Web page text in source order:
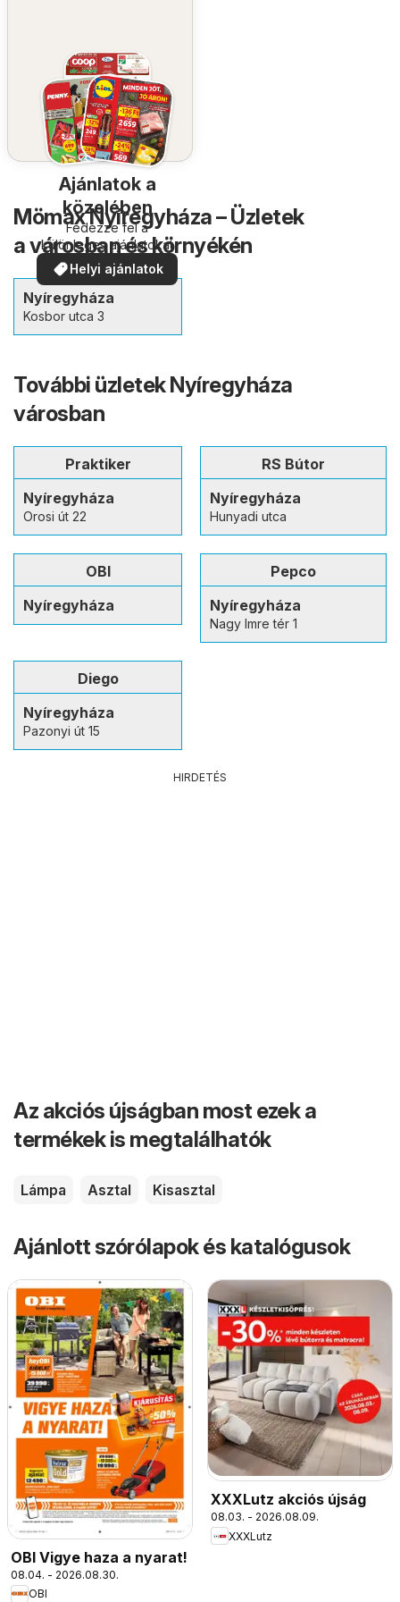
Ajánlatok a
közelében
Fedezze fel a
különleges ajánlatokat
Helyi ajánlatok
Mömax Nyíregyháza – Üzletek
a városban és környékén
Nyíregyháza
Kosbor utca 3
További üzletek Nyíregyháza
városban
Praktiker
Nyíregyháza
Orosi út 22
RS Bútor
Nyíregyháza
Hunyadi utca
OBI
Nyíregyháza
Pepco
Nyíregyháza
Nagy Imre tér 1
Diego
Nyíregyháza
Pazonyi út 15
HIRDETÉS
Az akciós újságban most ezek a
termékek is megtalálhatók
Lámpa Asztal Kisasztal
Ajánlott szórólapok és katalógusok
OBI Vigye haza a nyarat!
08.04. - 2026.08.30.
OBI
XXXLutz akciós újság
08.03. - 2026.08.09.
XXXLutz